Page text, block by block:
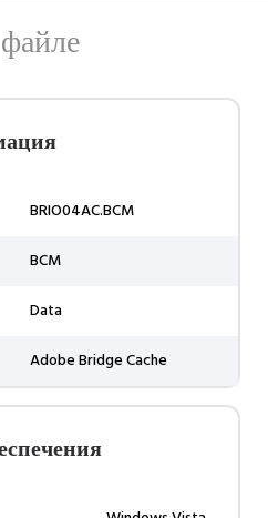
BRIO04AC.BCM
BCM
Data
Adobe Bridge Cache